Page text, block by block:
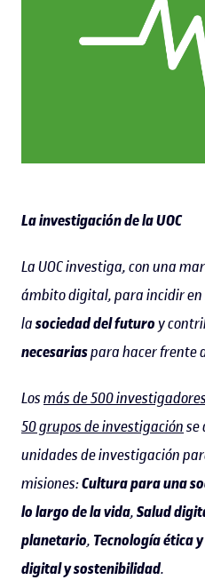
La investigación de la UOC
La UOC investiga, con una
ámbito digital, para incidir en
lasociedad del futuroy
necesariaspara hacer frente
Losmás de 500
50 grupos de investigaciónse
unidades de investigación
misiones:Cultura para una
lo largo de la vida,Salud
planetario, Tecnología ética
digital y sostenibilidad.